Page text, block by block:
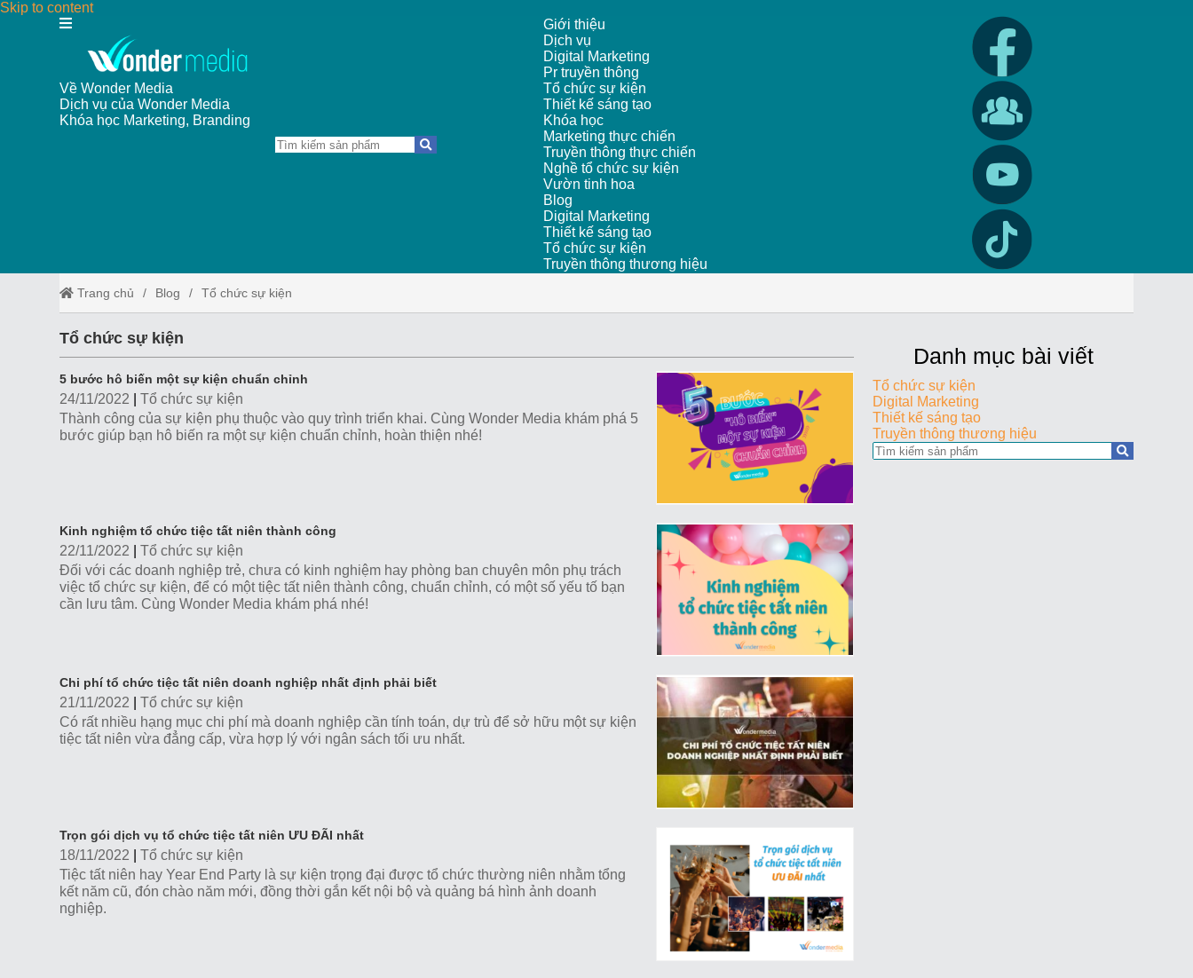
Skip to content
Về Wonder Media
Dịch vụ của Wonder Media
Khóa học Marketing, Branding
Giới thiệu
Dịch vụ
Digital Marketing
Pr truyền thông
Tổ chức sự kiện
Thiết kế sáng tạo
Khóa học
Marketing thực chiến
Truyền thông thực chiến
Nghề tổ chức sự kiện
Vườn tinh hoa
Blog
Digital Marketing
Thiết kế sáng tạo
Tổ chức sự kiện
Truyền thông thương hiệu
Trang chủ Blog Tổ chức sự kiện
Tổ chức sự kiện
5 bước hô biến một sự kiện chuẩn chỉnh
24/11/2022 |Tổ chức sự kiện
Thành công của sự kiện phụ thuộc vào quy trình triển khai. Cùng Wonder Media khám phá 5
bước giúp bạn hô biến ra một sự kiện chuẩn chỉnh, hoàn thiện nhé!
Kinh nghiệm tổ chức tiệc tất niên thành công
22/11/2022 |Tổ chức sự kiện
Đối với các doanh nghiệp trẻ, chưa có kinh nghiệm hay phòng ban chuyên môn phụ trách
việc tổ chức sự kiện, để có một tiệc tất niên thành công, chuẩn chỉnh, có một số yếu tố bạn
cần lưu tâm. Cùng Wonder Media khám phá nhé!
Chi phí tổ chức tiệc tất niên doanh nghiệp nhất định phải biết
21/11/2022 |Tổ chức sự kiện
Có rất nhiều hạng mục chi phí mà doanh nghiệp cần tính toán, dự trù để sở hữu một sự kiện
tiệc tất niên vừa đẳng cấp, vừa hợp lý với ngân sách tối ưu nhất.
Trọn gói dịch vụ tổ chức tiệc tất niên ƯU ĐÃI nhất
18/11/2022 |Tổ chức sự kiện
Tiệc tất niên hay Year End Party là sự kiện trọng đại được tổ chức thường niên nhằm tổng
kết năm cũ, đón chào năm mới, đồng thời gắn kết nội bộ và quảng bá hình ảnh doanh
nghiệp.
Danh mục bài viết
Tổ chức sự kiện
Digital Marketing
Thiết kế sáng tạo
Truyền thông thương hiệu